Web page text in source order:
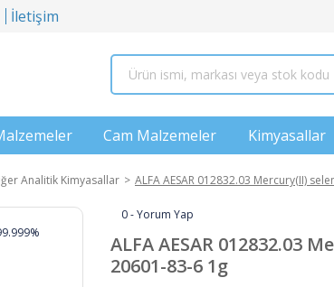
İletişim
Cam Malzemeler Kimyasallar
Analitik Kimyasallar ALFA AESAR 012832.03 Mercury(II)
0 - Yorum Yap
ALFA AESAR 012832.03
20601-83-6 1g